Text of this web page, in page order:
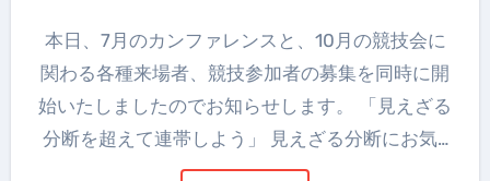
本日、7月のカンファレンスと、10月の競技会に
関わる各種来場者、競技参加者の募集を同時に開
始いたしましたのでお知らせします。 「見えざる
分断を超えて連帯しよう」 見えざる分断にお気…